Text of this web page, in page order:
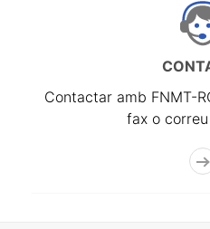
Contactar amb FNMT-
fax o